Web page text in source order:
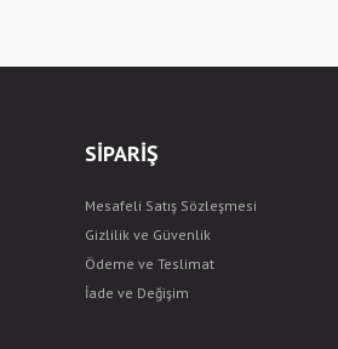
SİPARİŞ
Mesafeli Satış Sözleşmesi
Gizlilik ve Güvenlik
Ödeme ve Teslimat
İade ve Değişim